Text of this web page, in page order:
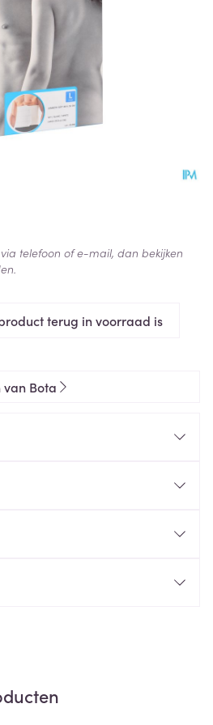
terug in voorraad is
telefoon of e-mail, dan bekijken
Bota